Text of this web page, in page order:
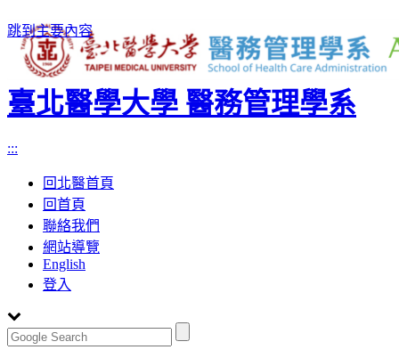
跳到主要內容
臺北醫學大學 醫務管理學系
:::
回北醫首頁
回首頁
聯絡我們
網站導覽
English
登入